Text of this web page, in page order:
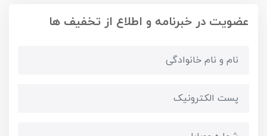
عضویت در خبرنامه و اطلاع از تخفیف ها